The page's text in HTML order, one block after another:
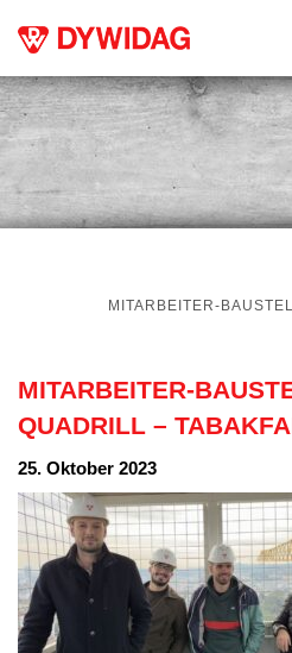
MITARBEITER-
MITARBEITER-
QUADRILL –
25. Oktober 2023